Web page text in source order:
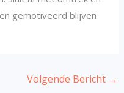
gemotiveerd blijven
Volgende Bericht →